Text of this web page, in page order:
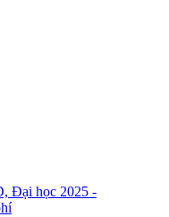
Đại học 2025 -